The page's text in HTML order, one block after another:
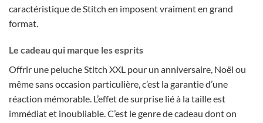
caractéristique de Stitch en imposent vraiment en grand
format.
Le cadeau qui marque les esprits
Offrir une peluche Stitch XXL pour un anniversaire, Noël ou
même sans occasion particulière, c’est la garantie d’une
réaction mémorable. L’effet de surprise lié à la taille est
immédiat et inoubliable. C’est le genre de cadeau dont on